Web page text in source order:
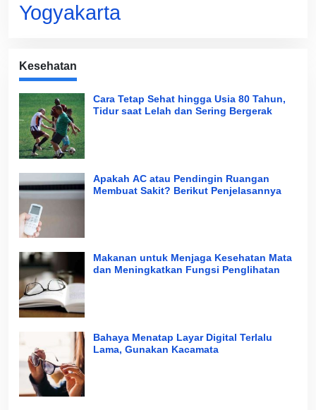
Yogyakarta
Kesehatan
Cara Tetap Sehat hingga Usia 80 Tahun,
Tidur saat Lelah dan Sering Bergerak
Apakah AC atau Pendingin Ruangan
Membuat Sakit? Berikut Penjelasannya
Makanan untuk Menjaga Kesehatan Mata
dan Meningkatkan Fungsi Penglihatan
Bahaya Menatap Layar Digital Terlalu
Lama, Gunakan Kacamata